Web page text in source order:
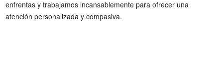
enfrentas y trabajamos incansablemente para ofrecer una
atención personalizada y compasiva.